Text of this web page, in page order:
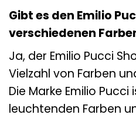
Gibt es den Emilio
verschiedenen
Ja, der Emilio Pucci
Vielzahl von Farben
Die Marke Emilio
leuchtenden Farben